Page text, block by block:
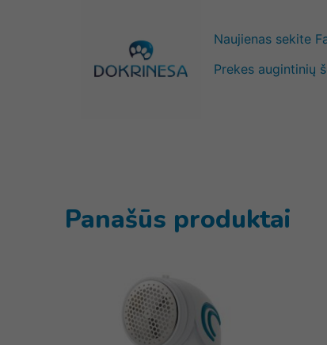
Naujienas sekite
Prekes augintinių
Panašūs produktai